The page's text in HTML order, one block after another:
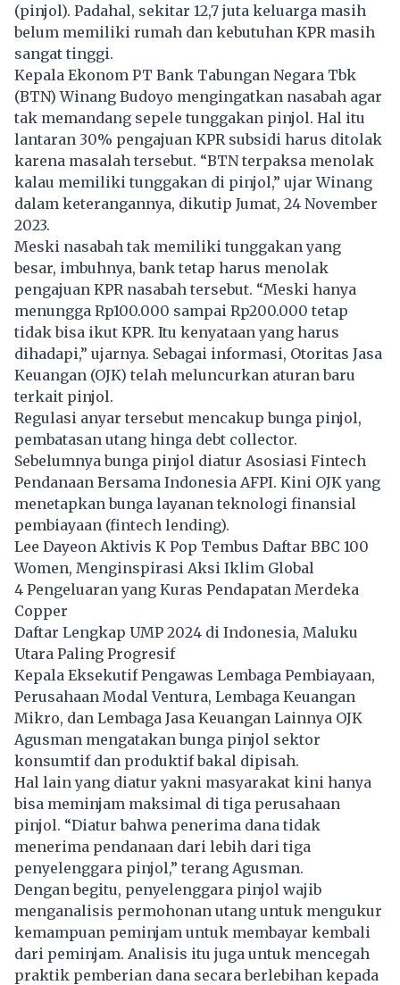
(pinjol). Padahal, sekitar 12,7 juta keluarga masih
belum memiliki rumah dan kebutuhan KPR masih
sangat tinggi.
Kepala Ekonom PT Bank Tabungan Negara Tbk
(BTN) Winang Budoyo mengingatkan nasabah agar
tak memandang sepele tunggakan pinjol. Hal itu
lantaran 30% pengajuan KPR subsidi harus ditolak
karena masalah tersebut. “BTN terpaksa menolak
kalau memiliki tunggakan di pinjol,” ujar Winang
dalam keterangannya, dikutip Jumat, 24 November
2023.
Meski nasabah tak memiliki tunggakan yang
besar, imbuhnya, bank tetap harus menolak
pengajuan KPR nasabah tersebut. “Meski hanya
menungga Rp100.000 sampai Rp200.000 tetap
tidak bisa ikut KPR. Itu kenyataan yang harus
dihadapi,” ujarnya. Sebagai informasi, Otoritas Jasa
Keuangan (OJK) telah meluncurkan aturan baru
terkait pinjol.
Regulasi anyar tersebut mencakup bunga pinjol,
pembatasan utang hinga debt collector.
Sebelumnya bunga pinjol diatur Asosiasi Fintech
Pendanaan Bersama Indonesia AFPI. Kini OJK yang
menetapkan bunga layanan teknologi finansial
pembiayaan (fintech lending).
Lee Dayeon Aktivis K Pop Tembus Daftar BBC 100
Women, Menginspirasi Aksi Iklim Global
4 Pengeluaran yang Kuras Pendapatan Merdeka
Copper
Daftar Lengkap UMP 2024 di Indonesia, Maluku
Utara Paling Progresif
Kepala Eksekutif Pengawas Lembaga Pembiayaan,
Perusahaan Modal Ventura, Lembaga Keuangan
Mikro, dan Lembaga Jasa Keuangan Lainnya OJK
Agusman mengatakan bunga pinjol sektor
konsumtif dan produktif bakal dipisah.
Hal lain yang diatur yakni masyarakat kini hanya
bisa meminjam maksimal di tiga perusahaan
pinjol. “Diatur bahwa penerima dana tidak
menerima pendanaan dari lebih dari tiga
penyelenggara pinjol,” terang Agusman.
Dengan begitu, penyelenggara pinjol wajib
menganalisis permohonan utang untuk mengukur
kemampuan peminjam untuk membayar kembali
dari peminjam. Analisis itu juga untuk mencegah
praktik pemberian dana secara berlebihan kepada